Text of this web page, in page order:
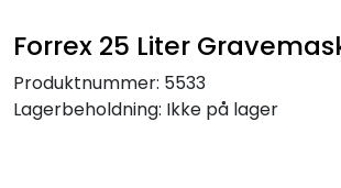
Forrex 25 Liter
Produktnummer: 5533
Lagerbeholdning: Ikke på lager
Kontakt oss